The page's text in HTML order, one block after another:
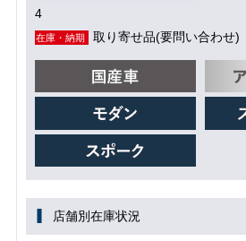
4
在庫・納期 取り寄せ品(要問い合わせ)
店舗別在庫状況